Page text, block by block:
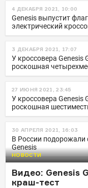
4 ДЕКАБРЯ 2021, 10:00
Genesis выпустит
электрический
3 ДЕКАБРЯ 2021, 17:07
У кроссовера Genesis
роскошная
27 ИЮНЯ 2021, 23:45
У кроссовера Genesis
роскошная
30 АПРЕЛЯ 2021, 16:03
В России
Genesis
НОВОСТИ
Видео: Genesis
краш-тест